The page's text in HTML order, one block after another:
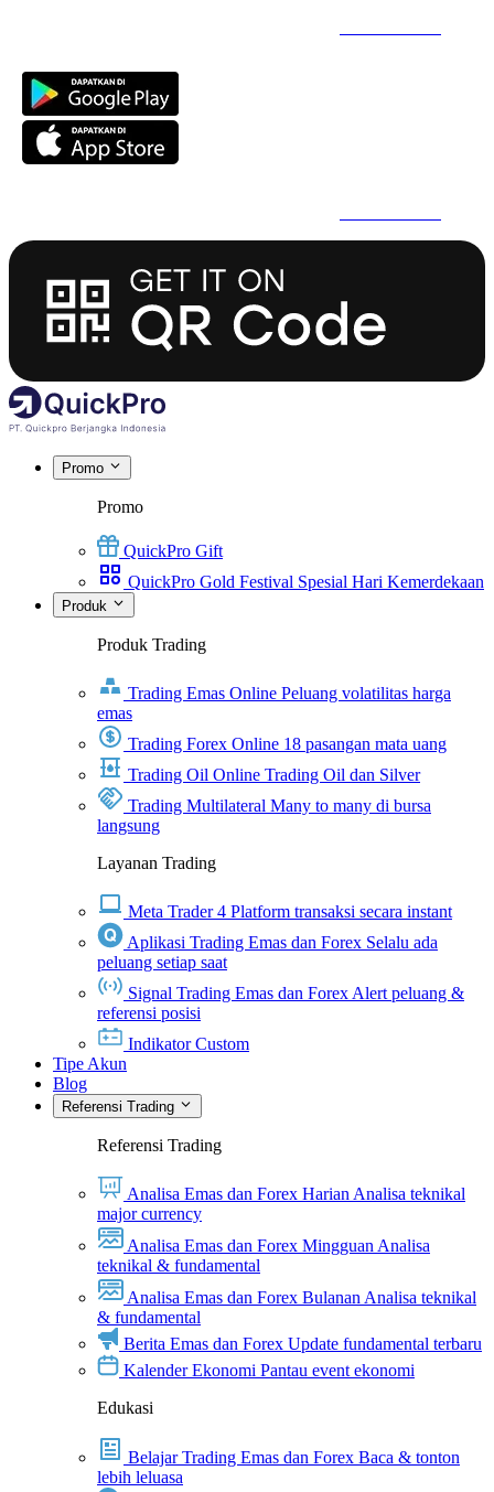
Promo
Promo
QuickPro Gift
QuickPro Gold Festival Spesial Hari Kemerdekaan
Produk
Produk Trading
Trading Emas Online Peluang volatilitas harga
emas
Trading Forex Online 18 pasangan mata uang
Trading Oil Online Trading Oil dan Silver
Trading Multilateral Many to many di bursa
langsung
Layanan Trading
Meta Trader 4 Platform transaksi secara instant
Aplikasi Trading Emas dan Forex Selalu ada
peluang setiap saat
Signal Trading Emas dan Forex Alert peluang &
referensi posisi
Indikator Custom
Tipe Akun
Blog
Referensi Trading
Referensi Trading
Analisa Emas dan Forex Harian Analisa teknikal
major currency
Analisa Emas dan Forex Mingguan Analisa
teknikal & fundamental
Analisa Emas dan Forex Bulanan Analisa teknikal
& fundamental
Berita Emas dan Forex Update fundamental terbaru
Kalender Ekonomi Pantau event ekonomi
Edukasi
Belajar Trading Emas dan Forex Baca & tonton
lebih leluasa